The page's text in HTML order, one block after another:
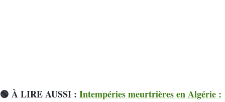
🟢 À LIRE AUSSI : Intempéries meurtrières en Algérie :